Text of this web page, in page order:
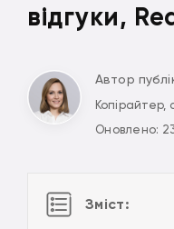
відгуки,
Автор
Копірайтер,
Оновлено:
Зміст: